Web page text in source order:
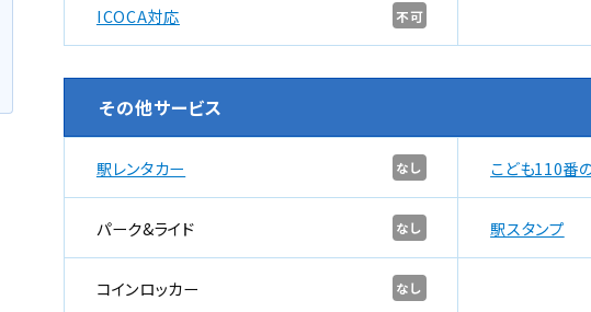
ICOCA対応 不可
その他サービス
駅レンタカー なし こども110番
パーク&ライド なし 駅スタンプ
コインロッカー なし